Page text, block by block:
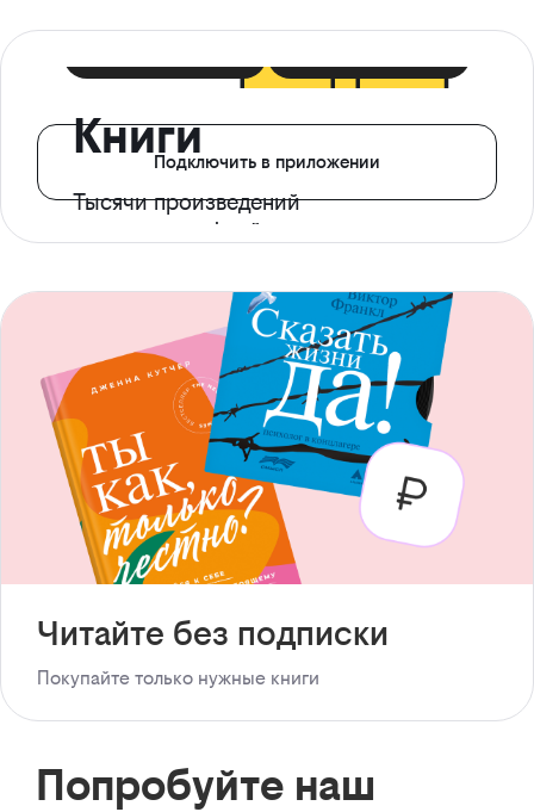
Книги
Тысячи произведений
с доступом офлайн
Подключить в приложении
Читайте без подписки
Покупайте только нужные книги
Попробуйте наш